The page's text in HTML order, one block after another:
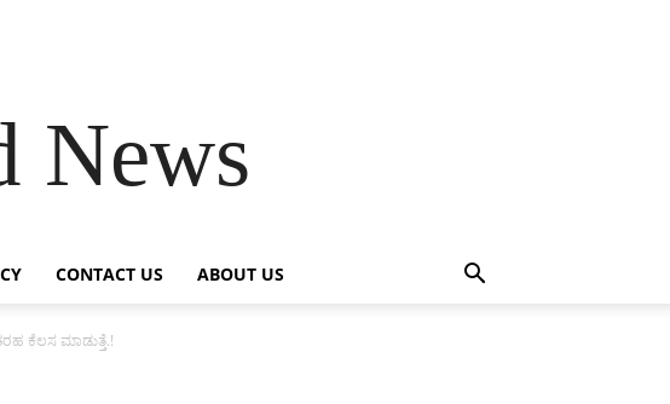
News
CONTACT US ABOUT US
ಕೆಲಸ ಮಾಡುತ್ತೆ.!